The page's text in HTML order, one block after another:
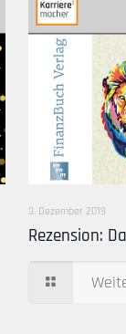
3. Dezember 2019
Rezension: